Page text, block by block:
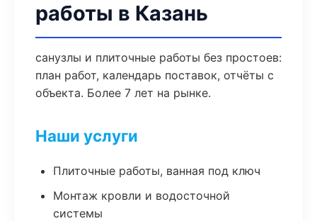
работы в Казань
санузлы и плиточные работы без простоев:
план работ, календарь поставок, отчёты с
объекта. Более 7 лет на рынке.
Наши услуги
Плиточные работы, ванная под ключ
Монтаж кровли и водосточной
системы